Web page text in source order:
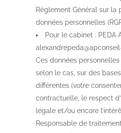
Règlement Général sur la
données personnelles
Pour le cabinet : PEDA
Ces données
selon le cas, sur des
différentes (votre
contractuelle, le respect
légale et/ou encore
Responsable de